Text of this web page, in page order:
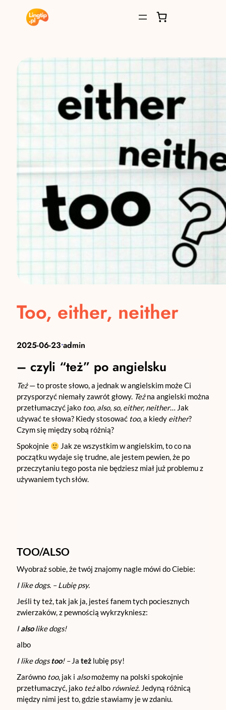
Too, either, neither
2025-06-23•admin
– czyli “też” po angielsku
Też— to proste słowo, a jednak w angielskim może Ci
przysporzyć niemały zawrót głowy. Teżna angielski można
przetłumaczyć jako too, also, so, either, neither… Jak
używać te słowa? Kiedy stosować too, a kiedy either?
Czym się między sobą różnią?
Spokojnie
Jak ze wszystkim w angielskim, to co na
początku wydaje się trudne, ale jestem pewien, że po
przeczytaniu tego posta nie będziesz miał już problemu z
używaniem tych słów.
TOO/ALSO
Wyobraź sobie, że twój znajomy nagle mówi do Ciebie:
I like dogs. – Lubię psy.
Jeśli ty też, tak jak ja, jesteś fanem tych pociesznych
zwierzaków, z pewnością wykrzykniesz:
Ialsolike dogs!
albo
I like dogstoo! – Ja też lubię psy!
Zarówno too, jak i alsomożemy na polski spokojnie
przetłumaczyć, jako teżalbo również. Jedyną różnicą
między nimi jest to, gdzie stawiamy je w zdaniu.